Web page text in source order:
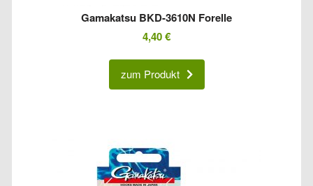
Gamakatsu BKD-3610N Forelle
4,40€
zum Produkt